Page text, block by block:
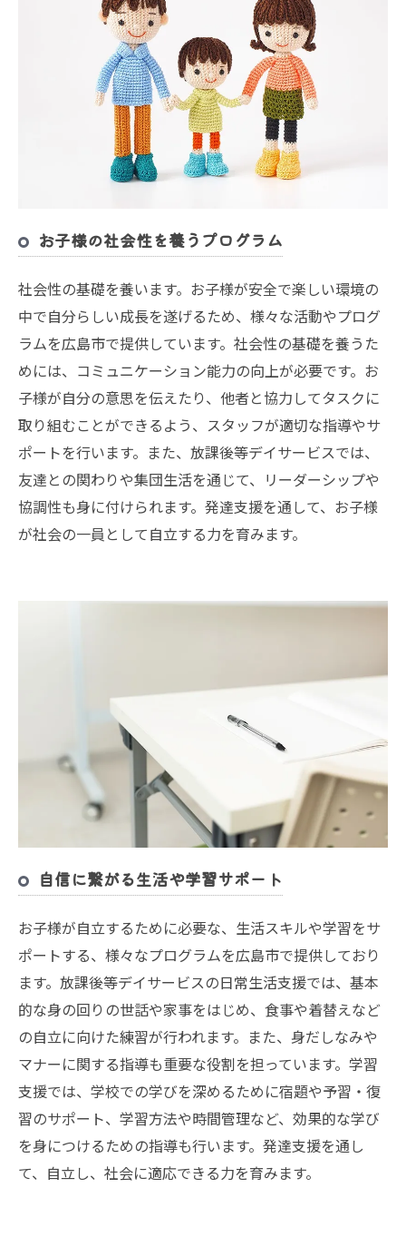
お子様の社会性を養うプログラム
社会性の基礎を養います。お子様が安全で楽しい環境の
中で自分らしい成長を遂げるため、様々な活動やプログ
ラムを広島市で提供しています。社会性の基礎を養うた
めには、コミュニケーション能力の向上が必要です。お
子様が自分の意思を伝えたり、他者と協力してタスクに
取り組むことができるよう、スタッフが適切な指導やサ
ポートを行います。また、放課後等デイサービスでは、
友達との関わりや集団生活を通じて、リーダーシップや
協調性も身に付けられます。発達支援を通して、お子様
が社会の一員として自立する力を育みます。
自信に繋がる生活や学習サポート
お子様が自立するために必要な、生活スキルや学習をサ
ポートする、様々なプログラムを広島市で提供しており
ます。放課後等デイサービスの日常生活支援では、基本
的な身の回りの世話や家事をはじめ、食事や着替えなど
の自立に向けた練習が行われます。また、身だしなみや
マナーに関する指導も重要な役割を担っています。学習
支援では、学校での学びを深めるために宿題や予習・復
習のサポート、学習方法や時間管理など、効果的な学び
を身につけるための指導も行います。発達支援を通し
て、自立し、社会に適応できる力を育みます。